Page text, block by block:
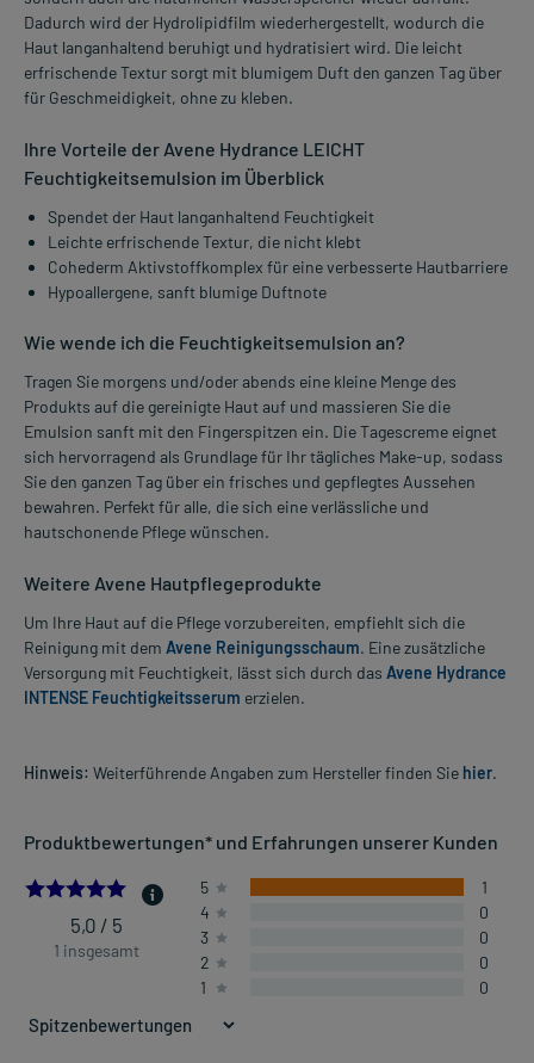
Dadurch wird der Hydrolipidfilm wiederhergestellt, wodurch die
Haut langanhaltend beruhigt und hydratisiert wird. Die leicht
erfrischende Textur sorgt mit blumigem Duft den ganzen Tag über
für Geschmeidigkeit, ohne zu kleben.
Ihre Vorteile der Avene Hydrance LEICHT
Feuchtigkeitsemulsion im Überblick
Spendet der Haut langanhaltend Feuchtigkeit
Leichte erfrischende Textur, die nicht klebt
Cohederm Aktivstoffkomplex für eine verbesserte Hautbarriere
Hypoallergene, sanft blumige Duftnote
Wie wende ich die Feuchtigkeitsemulsion an?
Tragen Sie morgens und/oder abends eine kleine Menge des
Produkts auf die gereinigte Haut auf und massieren Sie die
Emulsion sanft mit den Fingerspitzen ein. Die Tagescreme eignet
sich hervorragend als Grundlage für Ihr tägliches Make-up, sodass
Sie den ganzen Tag über ein frisches und gepflegtes Aussehen
bewahren. Perfekt für alle, die sich eine verlässliche und
hautschonende Pflege wünschen.
Weitere Avene Hautpflegeprodukte
Um Ihre Haut auf die Pflege vorzubereiten, empfiehlt sich die
Reinigung mit dem Avene Reinigungsschaum. Eine zusätzliche
Versorgung mit Feuchtigkeit, lässt sich durch das Avene Hydrance
INTENSE Feuchtigkeitsserum erzielen.
Hinweis: Weiterführende Angaben zum Hersteller finden Sie hier.
Produktbewertungen* und Erfahrungen unserer Kunden
5.0
5,0 / 5
1 insgesamt
5
1
4
0
3
0
2
0
1
0